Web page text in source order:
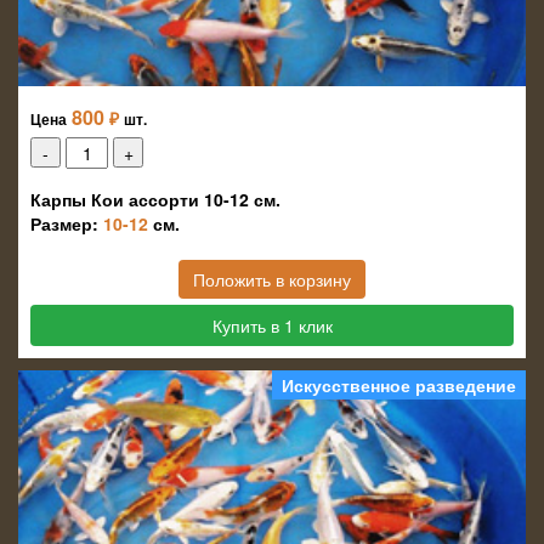
Цена 800 ₽ шт.
Карпы Кои ассорти 10-12 см.
Размер: 10-12 см.
Положить в корзину
Купить в 1 клик
Искусственное разведение